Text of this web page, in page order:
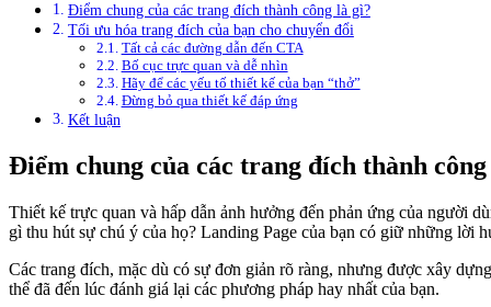
Điểm chung của các trang đích thành công là gì?
Tối ưu hóa trang đích của bạn cho chuyển đổi
Tất cả các đường dẫn đến CTA
Bố cục trực quan và dễ nhìn
Hãy để các yếu tố thiết kế của bạn “thở”
Đừng bỏ qua thiết kế đáp ứng
Kết luận
Điểm chung của các trang đích thành
Thiết kế trực quan và hấp dẫn ảnh hưởng đến phản ứng của người
gì thu hút sự chú ý của họ? Landing Page của bạn có giữ những lời
Các trang đích, mặc dù có sự đơn giản rõ ràng, nhưng được xây
thể đã đến lúc đánh giá lại các phương pháp hay nhất của bạn.